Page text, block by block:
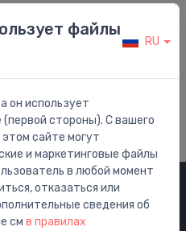
файлы
RU
он использует
стороны). С вашего
сайте могут
и маркетинговые файлы
в любой момент
отказаться или
сведения об
см в правилах